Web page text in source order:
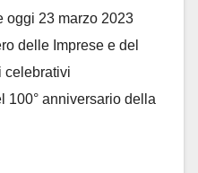
oggi 23 marzo 2023
delle Imprese e del
celebrativi
100° anniversario della